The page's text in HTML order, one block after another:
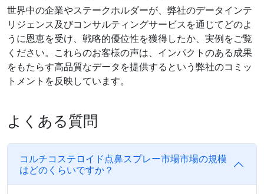
世界中の企業やステークホルダーが、弊社のデータインテ
リジェンス及びコンサルティングサービスを通じてどのよ
うに恩恵を受け、戦略的優位性を獲得したか、実例をご覧
ください。これらのお客様の声は、インパクトのある成果
をもたらす高品質なデータを提供するという弊社のコミッ
トメントを反映しています。
よくある質問
コルチコステロイド点鼻スプレー市場市場の規模
はどのくらいですか？